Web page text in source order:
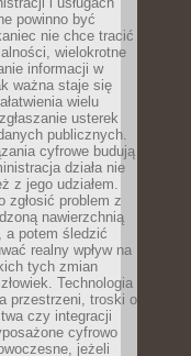
powinno być
nie chce tracić
wielokrotne
informacji w
ważna staje się
wielu
usterek
publicznych.
cyfrowe budują
działa nie
z jego udziałem.
zgłosić problem z
nawierzchnią
a potem śledzić
realny wpływ na
tych zmian
Technologia
przestrzeni, troski o
czy integracji
cyfrowo
jeżeli